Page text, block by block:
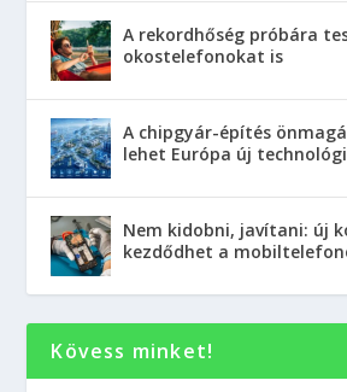
A rekordhőség próbára
okostelefonokat is
A chipgyár-építés
lehet Európa új
Nem kidobni, javítani: új
kezdődhet a
Kövess minket!